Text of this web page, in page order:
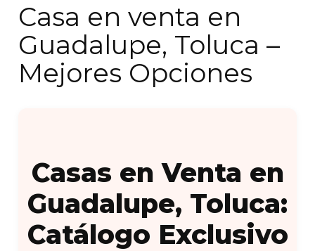
Casa en venta en
Guadalupe, Toluca –
Mejores Opciones
Casas en Venta en
Guadalupe, Toluca:
Catálogo Exclusivo